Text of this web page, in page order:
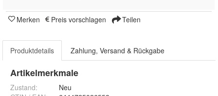
Merken Preis vorschlagen Teilen
Produktdetails Zahlung, Versand & Rückgabe
Artikelmerkmale
Zustand:
Neu